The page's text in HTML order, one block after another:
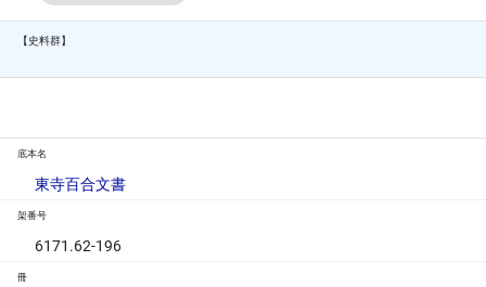
【史料群】
底本名
東寺百合文書
架番号
6171.62-196
冊